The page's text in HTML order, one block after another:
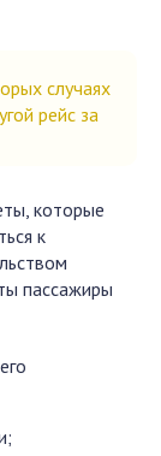
случаях
рейс за
которые
к
пассажиры